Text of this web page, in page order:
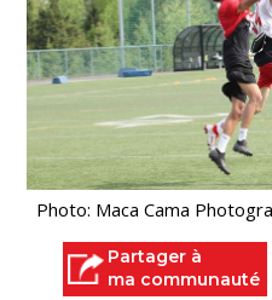
Photo: Maca Cama
Partager à
ma communauté